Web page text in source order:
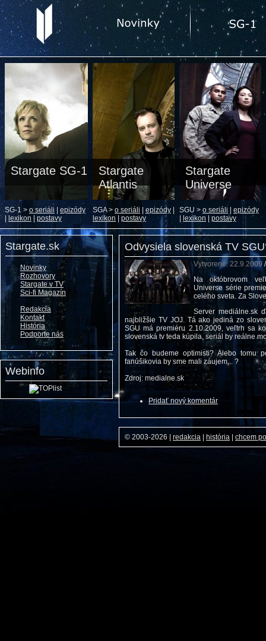
Stargate SG-1
SG-1 > o seriáli
epizódy
lexikon postavy
Stargate
Atlantis
SGA > o seriáli |epizódy
lexikon
postavy
Stargate
Universe
SGU > o seriáli
epizódy
lexikon postavy
Stargate.sk
Novinky
Rozhovory
Stargate v TV
Sci-fi Magazín
Redakcia
Kontakt
História
Podporte nás
Webinfo
Odvysiela slovenská TV
Vytvorené: 22.9.2009
Na októbrovom
Universe série
celého sveta. Za
Server mediálne.sk
najbližšie TV JOJ. Tá ako jediná zo
SGU má premiéru 2.10.2009, veľtrh sa
slovenská tv teda kúpila, seriál by reálne
Tak čo budeme optimisti? Alebo tomu
fanúšikovia by sme mali záujem... ?
Zdroj: medialne.sk
Pridať nový komentár
© 2003-2026 redakcia história chcem